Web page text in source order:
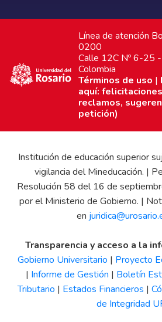
Línea de atención
0200
Calle 12C Nº 6-25
Colombia
Términos de uso |
aquí:
reclamos,
petición)
Institución de educación superior
vigilancia del Mineducación. |
Resolución 58 del 16 de
por el Ministerio de Gobierno. |
en
Transparencia y acceso a la
Gobierno Universitario | Proyecto
| Informe de Gestión | Boletín
Tributario | Estados Financieros |
de Integridad